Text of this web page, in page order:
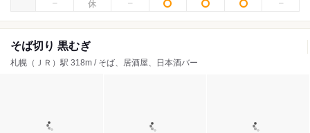
そば切り 黒むぎ
札幌（ＪＲ）駅 318m / そば、居酒屋、日本酒バー